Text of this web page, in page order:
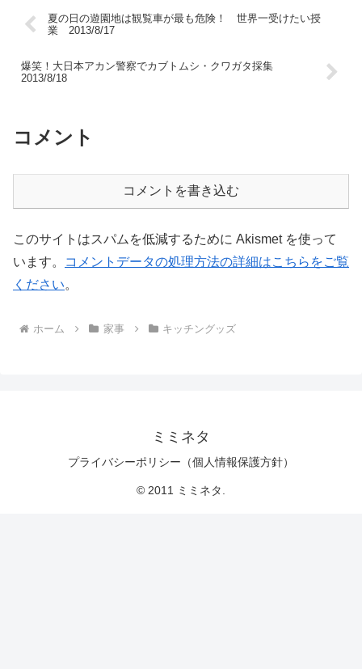
夏の日の遊園地は観覧車が最も危険！ 世界一受けたい授
業 2013/8/17
爆笑！大日本アカン警察でカブトムシ・クワガタ採集
2013/8/18
コメント
コメントを書き込む
このサイトはスパムを低減するために Akismet を使って
います。
コメントデータの処理方法の詳細はこちらをご覧
ください。
ホーム 家事 キッチングッズ
ミミネタ
プライバシーポリシー（個人情報保護方針）
© 2011 ミミネタ.